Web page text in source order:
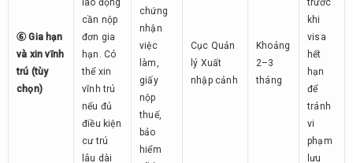
⑥ Gia hạn
và xin vĩnh
trú (tùy
chọn)
lao động
cần nộp
đơn gia
hạn. Có
thể xin
vĩnh trú
nếu đủ
điều kiện
cư trú
lâu dài
chứng
nhận
việc
làm,
giấy
nộp
thuế,
bảo
hiểm
Cục Quản
lý Xuất
nhập cảnh
Khoảng
2–3
tháng
trước
khi
visa
hết
hạn
để
tránh
vi
phạm
lưu